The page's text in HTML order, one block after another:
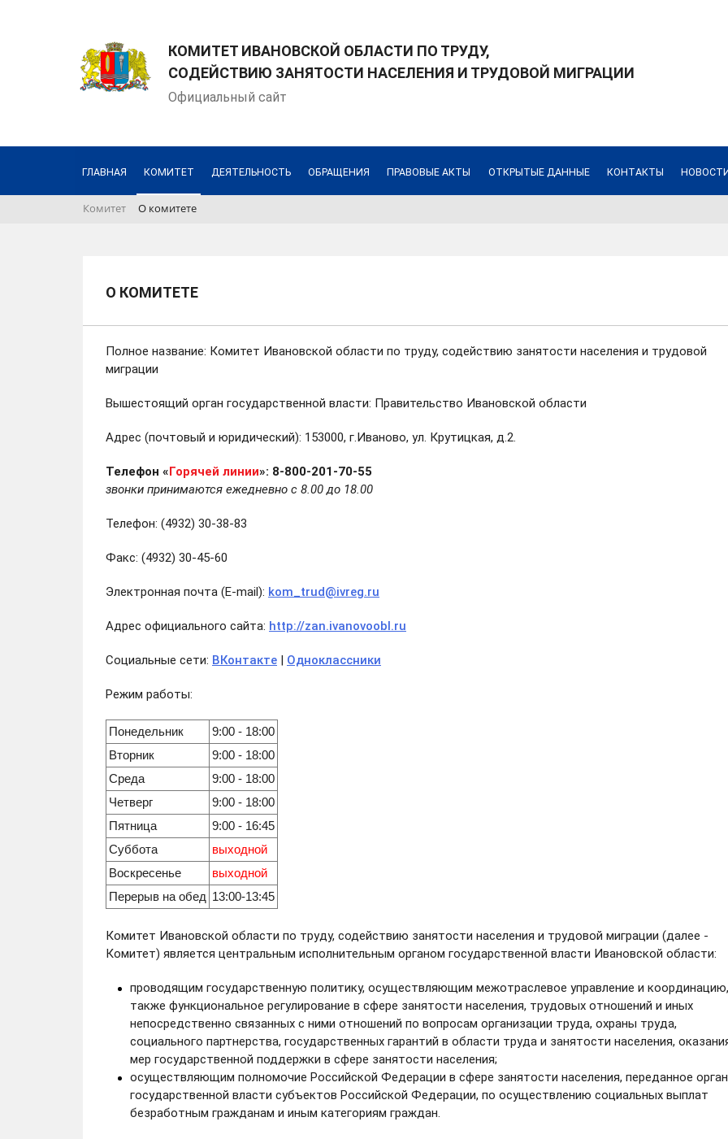
КОМИТЕТ ИВАНОВСКОЙ ОБЛАСТИ ПО ТРУДУ,
СОДЕЙСТВИЮ ЗАНЯТОСТИ НАСЕЛЕНИЯ И ТРУДОВОЙ МИГРАЦИИ
Официальный сайт
ГЛАВНАЯ КОМИТЕТ ДЕЯТЕЛЬНОСТЬ ОБРАЩЕНИЯ ПРАВОВЫЕ АКТЫ ОТКРЫТЫЕ ДАННЫЕ КОНТАКТЫ
Комитет О комитете
О КОМИТЕТЕ
Полное название: Комитет Ивановской области по труду, содействию занятости населения и трудовой
миграции
Вышестоящий орган государственной власти: Правительство Ивановской области
Адрес (почтовый и юридический): 153000, г.Иваново, ул. Крутицкая, д.2.
Телефон «Горячей линии»: 8-800-201-70-55
звонки принимаются ежедневно с 8.00 до 18.00
Телефон: (4932) 30-38-83
Факс: (4932) 30-45-60
Электронная почта (E-mail): kom_trud@ivreg.ru
Адрес официального сайта: http://zan.ivanovoobl.ru
Социальные сети: ВКонтакте | Одноклассники
Режим работы:
Понедельник
9:00 - 18:00
Вторник
9:00 - 18:00
Среда
9:00 - 18:00
Четверг
9:00 - 18:00
Пятница
9:00 - 16:45
Суббота
выходной
Воскресенье
выходной
Перерыв на обед 13:00-13:45
Комитет Ивановской области по труду, содействию занятости населения и трудовой миграции (далее -
Комитет) является центральным исполнительным органом государственной власти Ивановской области:
проводящим государственную политику, осуществляющим межотраслевое управление и
также функциональное регулирование в сфере занятости населения, трудовых отношений и иных
непосредственно связанных с ними отношений по вопросам организации труда, охраны труда,
социального партнерства, государственных гарантий в области труда и занятости населения,
мер государственной поддержки в сфере занятости населения;
осуществляющим полномочие Российской Федерации в сфере занятости населения, переданное
государственной власти субъектов Российской Федерации, по осуществлению социальных выплат
безработным гражданам и иным категориям граждан.